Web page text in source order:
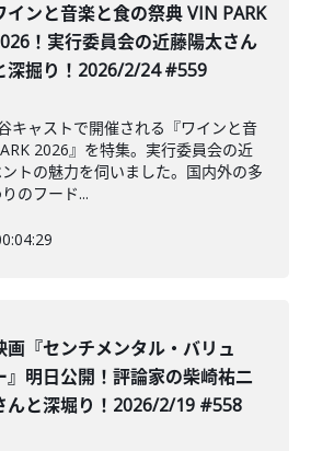
インと音楽と食の祭典 VIN PARK
！実行委員会の近藤陽太さん
深掘り！2026/2/24 #559
キャストで開催される『ワインと音
2026』を特集。実行委員会の近
トの魅力を伺いました。国内外の多
のフード...
画『センチメンタル・バリュ
』明日公開！評論家の柴崎祐二
んと深堀り！2026/2/19 #558